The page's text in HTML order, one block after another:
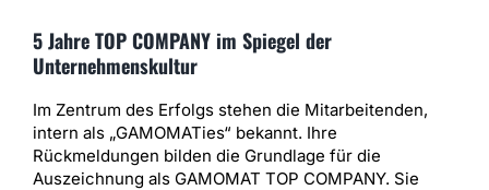
5 Jahre TOP COMPANY im Spiegel der
Unternehmenskultur
Im Zentrum des Erfolgs stehen die Mitarbeitenden,
intern als „GAMOMATies“ bekannt. Ihre
Rückmeldungen bilden die Grundlage für die
Auszeichnung als GAMOMAT TOP COMPANY. Sie